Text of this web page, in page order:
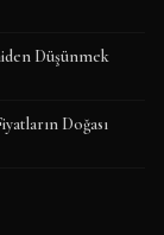
Düşünmek
Doğası